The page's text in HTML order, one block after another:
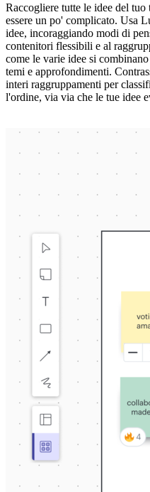
Raccogliere tutte le idee del
essere un po' complicato. Usa
idee, incoraggiando modi di
contenitori flessibili e al
come le varie idee si
temi e approfondimenti.
interi raggruppamenti per
l'ordine, via via che le tue idee